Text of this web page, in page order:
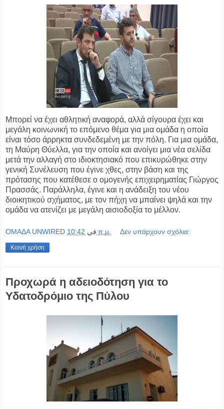
Μπορεί να έχει αθλητική αναφορά, αλλά σίγουρα έχει και
μεγάλη κοινωνική το επόμενο θέμα για μια ομάδα η οποία
είναι τόσο άρρηκτα συνδεδεμένη με την πόλη. Για μια ομάδα,
τη Μαύρη Θύελλα, για την οποία και ανοίγει μια νέα σελίδα
μετά την αλλαγή στο ιδιοκτησιακό που επικυρώθηκε στην
γενική Συνέλευση που έγινε χθες, στην βάση και της
πρότασης που κατέθεσε ο ομογενής επιχειρηματίας Γιώργος
Πρασσάς. Παράλληλα, έγινε και η ανάδειξη του νέου
διοικητικού σχήματος, με τον πήχη να μπαίνει ψηλά και την
ομάδα να ατενίζει με μεγάλη αισιοδοξία το μέλλον.
OMAΔΑ UNWIRED في 10:42 π.μ. Δεν υπάρχουν σχόλια:
Κοινή χρήση
Προχωρά η αδειοδότηση για το
Υδατοδρόμιο της Πύλου